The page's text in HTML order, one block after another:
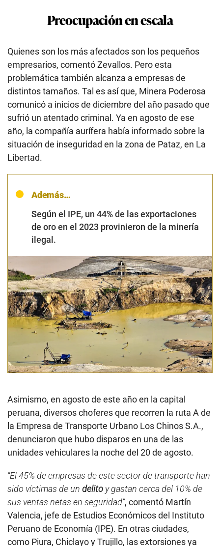
Preocupación en escala
Quienes son los más afectados son los pequeños
empresarios, comentó Zevallos. Pero esta
problemática también alcanza a empresas de
distintos tamaños. Tal es así que, Minera Poderosa
comunicó a inicios de diciembre del año pasado que
sufrió un atentado criminal. Ya en agosto de ese
año, la compañía aurífera había informado sobre la
situación de inseguridad en la zona de Pataz, en La
Libertad.
Además…
Según el IPE, un 44% de las exportaciones
de oro en el 2023 provinieron de la minería
ilegal.
Asimismo, en agosto de este año en la capital
peruana, diversos choferes que recorren la ruta A de
la Empresa de Transporte Urbano Los Chinos S.A.,
denunciaron que hubo disparos en una de las
unidades vehiculares la noche del 20 de agosto.
“El 45% de empresas de este sector de transporte han
sido víctimas de un delito y gastan cerca del 10% de
sus ventas netas en seguridad”, comentó Martín
Valencia, jefe de Estudios Económicos del Instituto
Peruano de Economía (IPE). En otras ciudades,
como Piura, Chiclayo y Trujillo, las extorsiones ya